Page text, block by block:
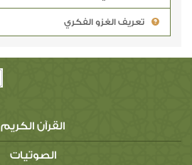
تعريف الغزو الفكري
القرآن الكريم
الصوتيات